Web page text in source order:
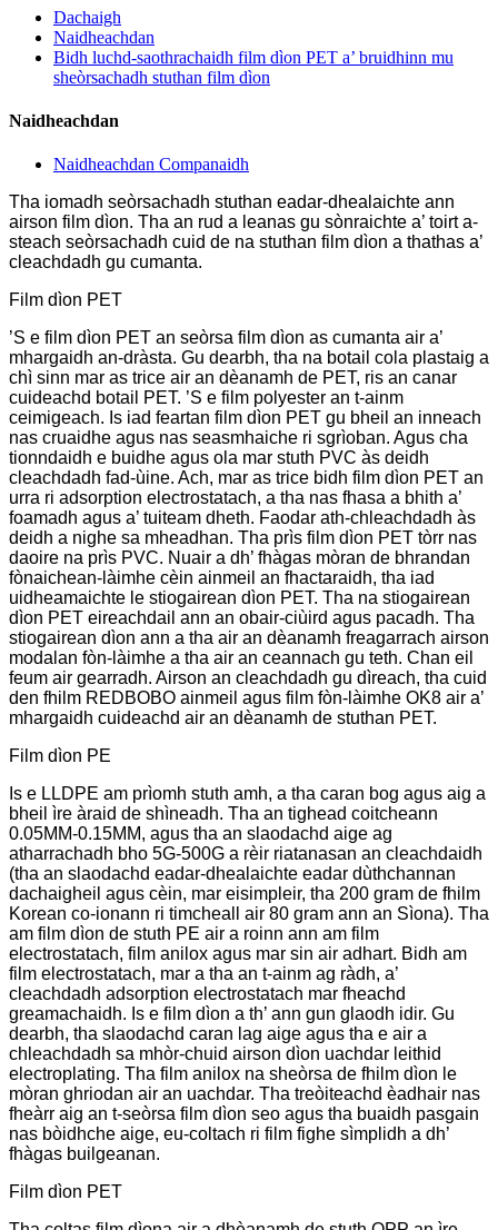
Dachaigh
Naidheachdan
Bidh luchd-saothrachaidh film dìon PET a’ bruidhinn mu
sheòrsachadh stuthan film dìon
Naidheachdan
Naidheachdan Companaidh
Tha iomadh seòrsachadh stuthan eadar-dhealaichte ann
airson film dìon. Tha an rud a leanas gu sònraichte a’ toirt a-
steach seòrsachadh cuid de na stuthan film dìon a thathas a’
cleachdadh gu cumanta.
Film dìon PET
’S e film dìon PET an seòrsa film dìon as cumanta air a’
mhargaidh an-dràsta. Gu dearbh, tha na botail cola plastaig a
chì sinn mar as trice air an dèanamh de PET, ris an canar
cuideachd botail PET. ’S e film polyester an t-ainm
ceimigeach. Is iad feartan film dìon PET gu bheil an inneach
nas cruaidhe agus nas seasmhaiche ri sgrìoban. Agus cha
tionndaidh e buidhe agus ola mar stuth PVC às deidh
cleachdadh fad-ùine. Ach, mar as trice bidh film dìon PET an
urra ri adsorption electrostatach, a tha nas fhasa a bhith a’
foamadh agus a’ tuiteam dheth. Faodar ath-chleachdadh às
deidh a nighe sa mheadhan. Tha prìs film dìon PET tòrr nas
daoire na prìs PVC. Nuair a dh’ fhàgas mòran de bhrandan
fònaichean-làimhe cèin ainmeil an fhactaraidh, tha iad
uidheamaichte le stiogairean dìon PET. Tha na stiogairean
dìon PET eireachdail ann an obair-ciùird agus pacadh. Tha
stiogairean dìon ann a tha air an dèanamh freagarrach airson
modalan fòn-làimhe a tha air an ceannach gu teth. Chan eil
feum air gearradh. Airson an cleachdadh gu dìreach, tha cuid
den fhilm REDBOBO ainmeil agus film fòn-làimhe OK8 air a’
mhargaidh cuideachd air an dèanamh de stuthan PET.
Film dìon PE
Is e LLDPE am prìomh stuth amh, a tha caran bog agus aig a
bheil ìre àraid de shìneadh. Tha an tighead coitcheann
0.05MM-0.15MM, agus tha an slaodachd aige ag
atharrachadh bho 5G-500G a rèir riatanasan an cleachdaidh
(tha an slaodachd eadar-dhealaichte eadar dùthchannan
dachaigheil agus cèin, mar eisimpleir, tha 200 gram de fhilm
Korean co-ionann ri timcheall air 80 gram ann an Sìona). Tha
am film dìon de stuth PE air a roinn ann am film
electrostatach, film anilox agus mar sin air adhart. Bidh am
film electrostatach, mar a tha an t-ainm ag ràdh, a’
cleachdadh adsorption electrostatach mar fheachd
greamachaidh. Is e film dìon a th’ ann gun glaodh idir. Gu
dearbh, tha slaodachd caran lag aige agus tha e air a
chleachdadh sa mhòr-chuid airson dìon uachdar leithid
electroplating. Tha film anilox na sheòrsa de fhilm dìon le
mòran ghriodan air an uachdar. Tha treòiteachd èadhair nas
fheàrr aig an t-seòrsa film dìon seo agus tha buaidh pasgain
nas bòidhche aige, eu-coltach ri film fighe sìmplidh a dh’
fhàgas builgeanan.
Film dìon PET